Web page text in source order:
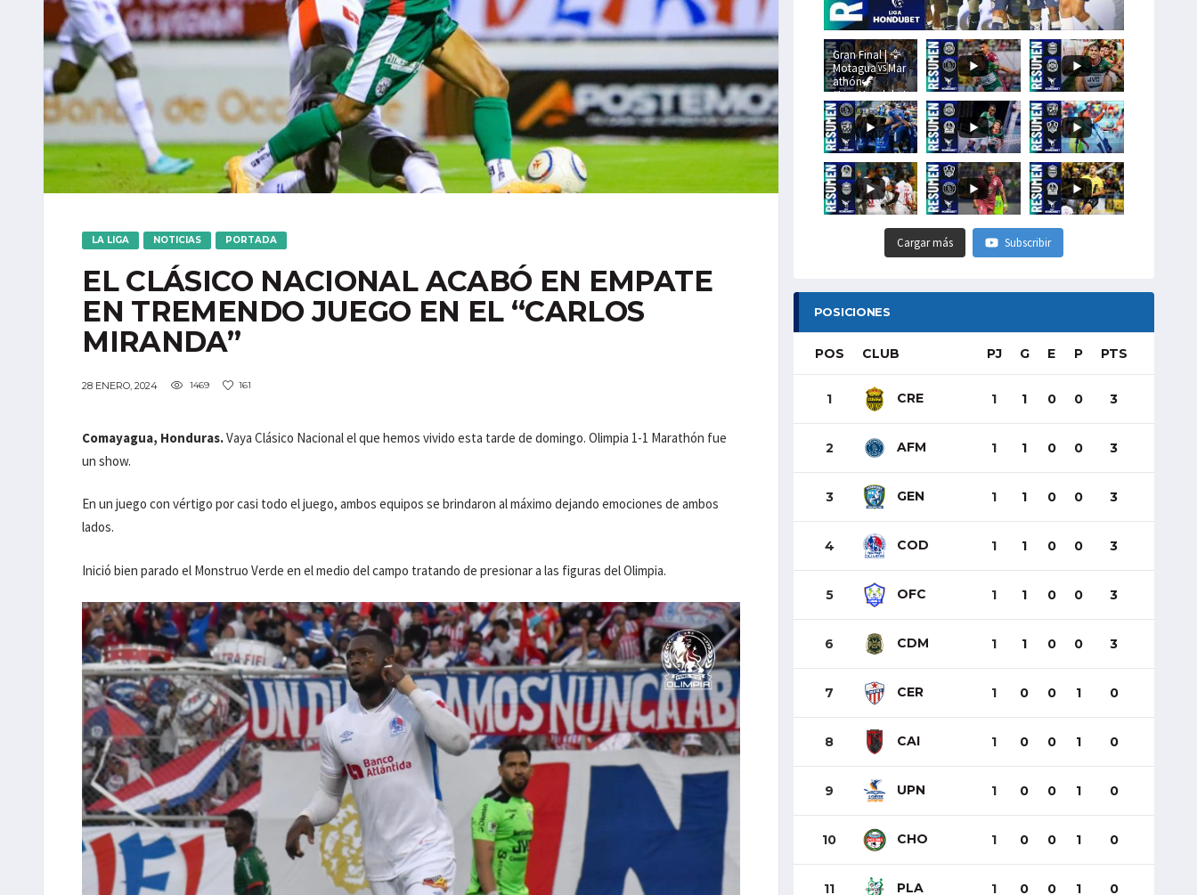
LA LIGA NOTICIAS PORTADA
EL CLÁSICO NACIONAL ACABÓ EN EMPATE
EN TREMENDO JUEGO EN EL “CARLOS
MIRANDA”
28 ENERO, 2024 1469 161
Comayagua, Honduras.Vaya Clásico Nacional el que hemos vivido esta tarde de domingo. Olimpia 1-1 Marathón fue
un show.
En un juego con vértigo por casi todo el juego, ambos equipos se brindaron al máximo dejando emociones de ambos
lados.
Inició bien parado el Monstruo Verde en el medio del campo tratando de presionar a las figuras del Olimpia.
Gran Final | 🦅
Motagua🆚Mar
athón🦖
#LigaHondubet
Cargar más Subscribir
POSICIONES
POS CLUB PJ G E P PTS
1 CRE 1 1 0 0 3
2 AFM 1 1 0 0 3
3 GEN 1 1 0 0 3
4 COD 1 1 0 0 3
5 OFC 1 1 0 0 3
6 CDM 1 1 0 0 3
7 CER 1 0 0 1 0
8 CAI 1 0 0 1 0
9 UPN 1 0 0 1 0
10 CHO 1 0 0 1 0
11 PLA 1 0 0 1 0